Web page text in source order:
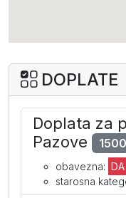
I dete dodatno 2-12
II dete dodatno 2-12
I beba dodatno 0-2
II beba dodatno 0-
DOPLATE
Doplata za
Pazove
obavezna: DA
starosna